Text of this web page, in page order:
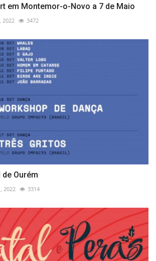
em Montemor-o-Novo a 7 de Maio
2022 3472
Ourém
2022 3314